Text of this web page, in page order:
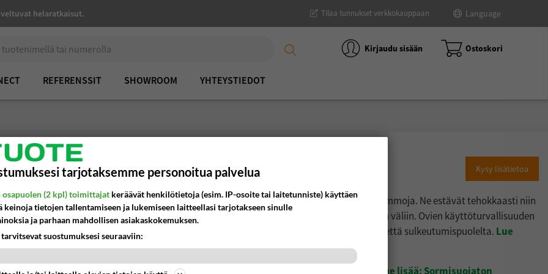
helaratkaisut. Tilaa tunnukset verkkokauppaan Language
Kirjaudu sisään Ostoskori
REFERENSSIT SHOWROOM YHTEYSTIEDOT
SORMISUOJAT Kysy lisätietoa
Sormisuojajärjestelmät ennaltaehkäisevät ovien aiheuttamia sormivammoja. Ne estävät tehokkaasti niin
lasten, kuin aikuistenkin sormia joutumasta puristuksiin oven ja karmin väliin. Ovien käyttöturvallisuuden
varmistamiseksi suosittelemme ovien sormisuojausta sekä aukeamis- että sulkeutumispuolelta. Lue
lisää: Sormisuojat estävät ovien aiheuttamat sormivammat
Ratkaisuja on saatavilla saranallisiin käyntioviin ja automaattioviin.
Lue lisää: Sormisuojaton
tarjotaksemme personoitua palvelua
osapuolen (2 kpl) toimittajat keräävät henkilötietoja (esim. IP-osoite tai laitetunniste) käyttäen
keinoja tietojen tallentamiseen ja lukemiseen laitteellasi tarjotakseen sinulle
ja parhaan mahdollisen asiakaskokemuksen.
suostumuksesi seuraaviin: